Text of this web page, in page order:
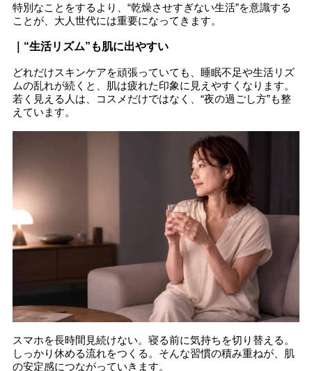
特別なことをするより、“乾燥させすぎない生活”を意識する
ことが、大人世代には重要になってきます。
｜“生活リズム”も肌に出やすい
どれだけスキンケアを頑張っていても、睡眠不足や生活リズ
ムの乱れが続くと、肌は疲れた印象に見えやすくなります。
若く見える人は、コスメだけではなく、“夜の過ごし方”も整
えています。
スマホを長時間見続けない。寝る前に気持ちを切り替える。
しっかり休める流れをつくる。そんな習慣の積み重ねが、肌
の安定感につながっていきます。